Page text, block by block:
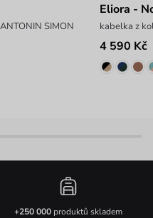
SIMON
Eliora -
kabelka z
4 590 Kč
+250 000produktů skladem